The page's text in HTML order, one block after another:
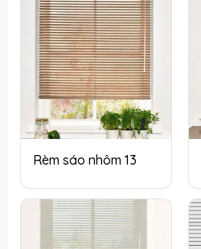
Rèm sáo nhôm 13